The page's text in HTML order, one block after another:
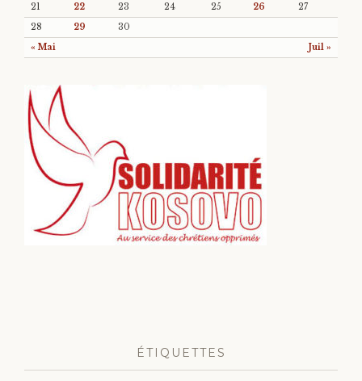
« Mai Juil »
21
22 23 24 25 26
27
28
29 30
ÉTIQUETTES